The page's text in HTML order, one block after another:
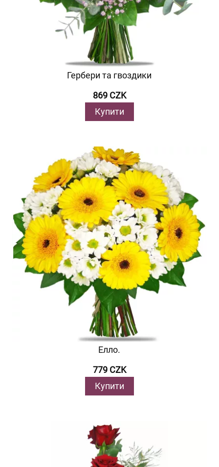
Гербери та гвоздики
869 CZK
Купити
Елло.
779 CZK
Купити